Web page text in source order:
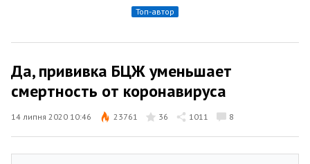
топ-автор
Да, прививка БЦЖ уменьшает
смертность от коронавируса
14 липня 2020 10:46 23761 36 1011 8